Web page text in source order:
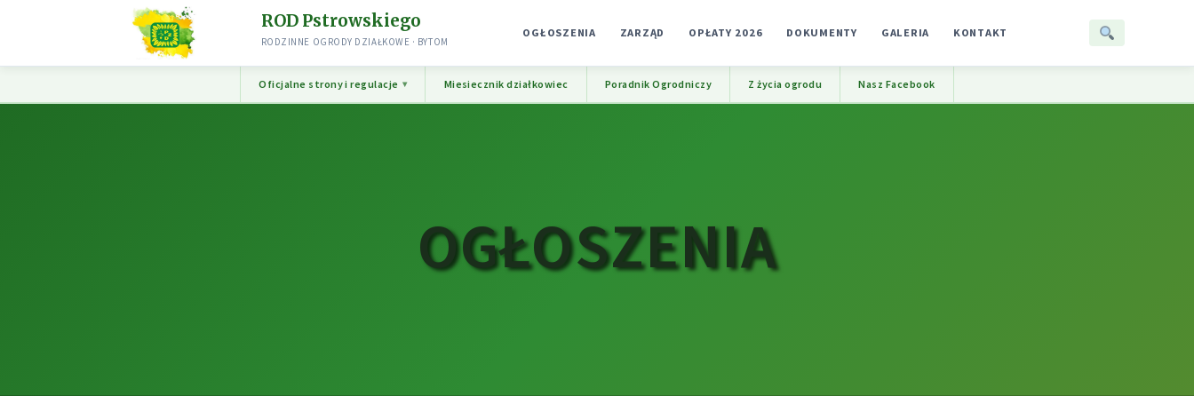
ROD Pstrowskiego
RODZINNE OGRODY DZIAŁKOWE · BYTOM
OGŁOSZENIA ZARZĄD OPŁATY 2026 DOKUMENTY GALERIA KONTAKT
Oficjalne strony i regulacje Miesiecznik działkowiec Poradnik Ogrodniczy Z życia ogrodu Nasz Facebook
OGŁOSZENIA